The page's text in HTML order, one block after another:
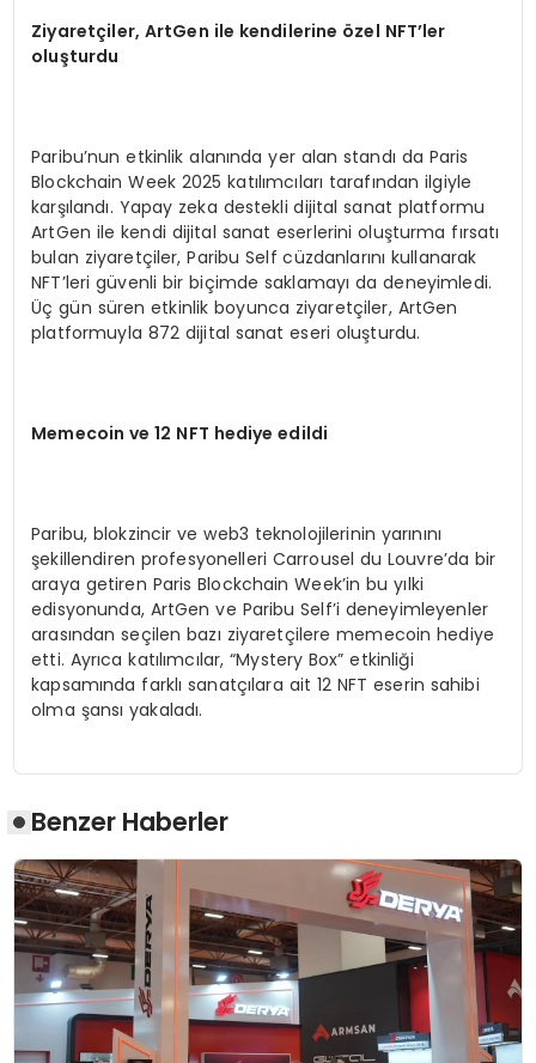
Ziyaretçiler, ArtGen ile kendilerine özel NFT’ler
oluşturdu
Paribu’nun etkinlik alanında yer alan standı da Paris
Blockchain Week 2025 katılımcıları tarafından ilgiyle
karşılandı. Yapay zeka destekli dijital sanat platformu
ArtGen ile kendi dijital sanat eserlerini oluşturma fırsatı
bulan ziyaretçiler, Paribu Self cüzdanlarını kullanarak
NFT’leri güvenli bir biçimde saklamayı da deneyimledi.
Üç gün süren etkinlik boyunca ziyaretçiler, ArtGen
platformuyla 872 dijital sanat eseri oluşturdu.
Memecoin ve 12 NFT hediye edildi
Paribu, blokzincir ve web3 teknolojilerinin yarınını
şekillendiren profesyonelleri Carrousel du Louvre’da bir
araya getiren Paris Blockchain Week’in bu yılki
edisyonunda, ArtGen ve Paribu Self’i deneyimleyenler
arasından seçilen bazı ziyaretçilere memecoin hediye
etti. Ayrıca katılımcılar, “Mystery Box” etkinliği
kapsamında farklı sanatçılara ait 12 NFT eserin sahibi
olma şansı yakaladı.
Benzer Haberler